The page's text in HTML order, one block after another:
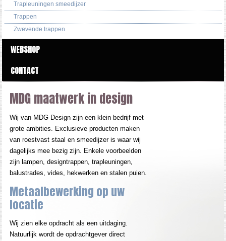
Trapleuningen smeedijzer
Trappen
Zwevende trappen
WEBSHOP
CONTACT
MDG maatwerk in design
Wij van MDG Design zijn een klein bedrijf met
grote ambities. Exclusieve producten maken
van roestvast staal en smeedijzer is waar wij
dagelijks mee bezig zijn. Enkele voorbeelden
zijn lampen, designtrappen, trapleuningen,
balustrades, vides, hekwerken en stalen puien.
Metaalbewerking op uw
locatie
Wij zien elke opdracht als een uitdaging.
Natuurlijk wordt de opdrachtgever direct